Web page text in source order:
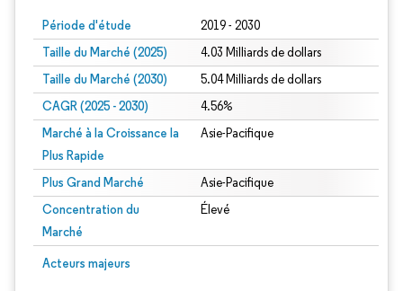
Période d'étude 2019 - 2030
Taille du Marché (2025) 4.03 Milliards de dollars
Taille du Marché (2030) 5.04 Milliards de dollars
CAGR (2025 - 2030) 4.56%
Marché à la Croissance la
Plus Rapide
Asie-Pacifique
Plus Grand Marché Asie-Pacifique
Concentration du
Marché
Élevé
Acteurs majeurs